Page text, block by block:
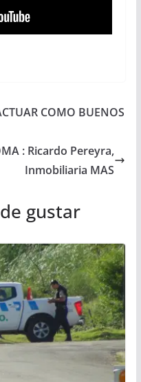
COMO BUENOS
: Ricardo Pereyra,
Inmobiliaria MAS
gustar